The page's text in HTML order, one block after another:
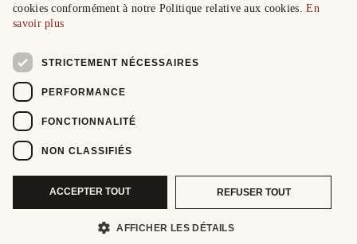
cookies conformément à notre Politique relative aux cookies.En
savoir plus
STRICTEMENT NÉCESSAIRES
PERFORMANCE
FONCTIONNALITÉ
NON CLASSIFIÉS
ACCEPTER TOUT REFUSER TOUT
AFFICHER LES DÉTAILS